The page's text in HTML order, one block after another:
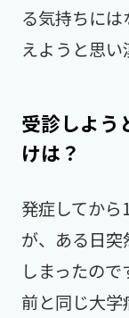
る気持ちに
えようと思い
受診しよう
けは？
発症してか
が、ある日
しまったの
前と同じ大